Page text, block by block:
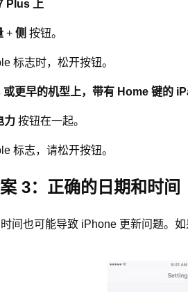
Plus 上
+ 侧 按钮。
标志时，松开按钮。
更早的机型上，带有 Home 键的
力 按钮在一起。
标志，请松开按钮。
3：正确的日期和时间
间也可能导致 iPhone 更新问题。